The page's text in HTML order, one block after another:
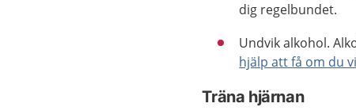
dig regelbundet.
Undvik alkohol.
hjälp att få om du
Träna hjärnan